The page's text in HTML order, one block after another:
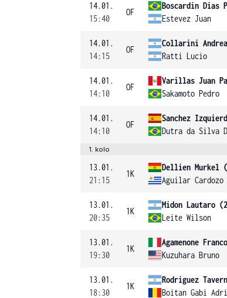
14.01.
15:40
OF
Boscardin Dias
Estevez Juan
14.01.
14:15
OF
Collarini
Ratti Lucio
14.01.
14:10
OF
Varillas Juan
Sakamoto Pedro
14.01.
14:10
OF
Sanchez
Dutra da Silva
1. kolo
13.01.
21:15
1K
Dellien Murkel
Aguilar Cardozo
13.01.
20:35
1K
Midon Lautaro
Leite Wilson
13.01.
19:30
1K
Agamenone Franco
Kuzuhara Bruno
13.01.
18:30
1K
Rodriguez
Boitan Gabi